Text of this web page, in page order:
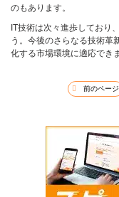
のもあります。
IT技術は次々進歩しており
う。今後のさらなる技術革
化する市場環境に適応でき
前のページ